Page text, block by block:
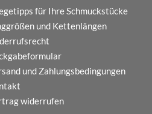
für Ihre Schmuckstücke
und Kettenlängen
und Zahlungsbedingungen
widerrufen